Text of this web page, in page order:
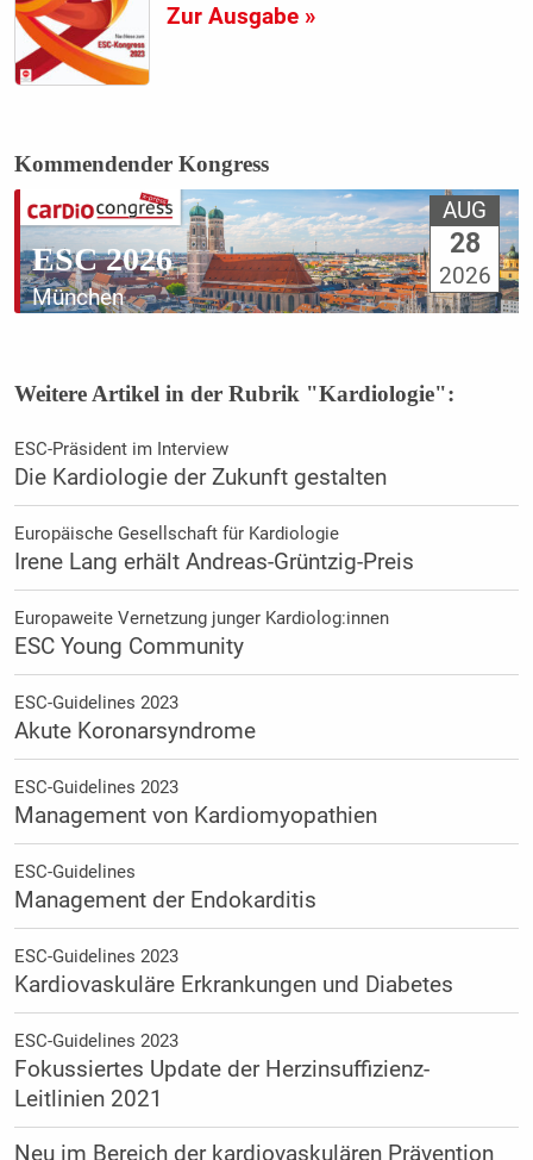
Zur Ausgabe »
Kommendender Kongress
ESC 2026
München
AUG
28
2026
Weitere Artikel in der Rubrik "Kardiologie":
ESC-Präsident im Interview
Die Kardiologie der Zukunft gestalten
Europäische Gesellschaft für Kardiologie
Irene Lang erhält Andreas-Grüntzig-Preis
Europaweite Vernetzung junger Kardiolog:innen
ESC Young Community
ESC-Guidelines 2023
Akute Koronarsyndrome
ESC-Guidelines 2023
Management von Kardiomyopathien
ESC-Guidelines
Management der Endokarditis
ESC-Guidelines 2023
Kardiovaskuläre Erkrankungen und Diabetes
ESC-Guidelines 2023
Fokussiertes Update der Herzinsuffizienz-
Leitlinien 2021
Neu im Bereich der kardiovaskulären Prävention